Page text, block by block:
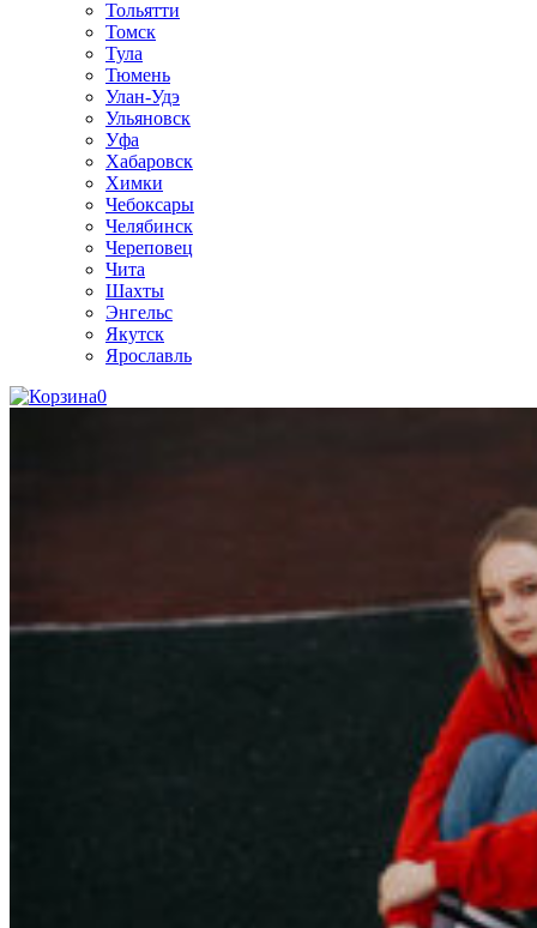
Тольятти
Томск
Тула
Тюмень
Улан-Удэ
Ульяновск
Уфа
Хабаровск
Химки
Чебоксары
Челябинск
Череповец
Чита
Шахты
Энгельс
Якутск
Ярославль
0